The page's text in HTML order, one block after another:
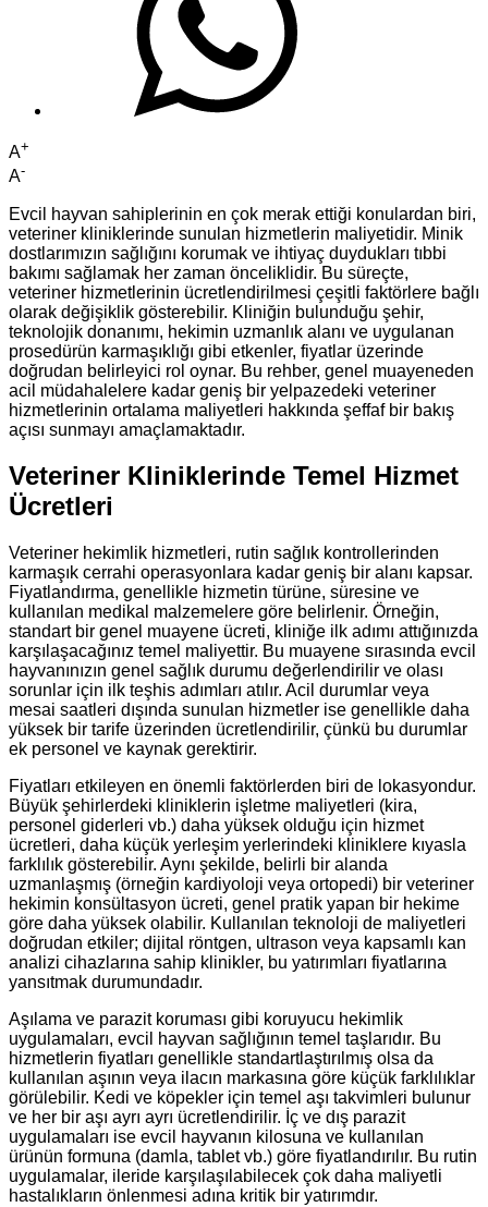
A+
A-
Evcil hayvan sahiplerinin en çok merak ettiği konulardan biri,
veteriner kliniklerinde sunulan hizmetlerin maliyetidir. Minik
dostlarımızın sağlığını korumak ve ihtiyaç duydukları tıbbi
bakımı sağlamak her zaman önceliklidir. Bu süreçte,
veteriner hizmetlerinin ücretlendirilmesi çeşitli faktörlere bağlı
olarak değişiklik gösterebilir. Kliniğin bulunduğu şehir,
teknolojik donanımı, hekimin uzmanlık alanı ve uygulanan
prosedürün karmaşıklığı gibi etkenler, fiyatlar üzerinde
doğrudan belirleyici rol oynar. Bu rehber, genel muayeneden
acil müdahalelere kadar geniş bir yelpazedeki veteriner
hizmetlerinin ortalama maliyetleri hakkında şeffaf bir bakış
açısı sunmayı amaçlamaktadır.
Veteriner Kliniklerinde Temel Hizmet
Ücretleri
Veteriner hekimlik hizmetleri, rutin sağlık kontrollerinden
karmaşık cerrahi operasyonlara kadar geniş bir alanı kapsar.
Fiyatlandırma, genellikle hizmetin türüne, süresine ve
kullanılan medikal malzemelere göre belirlenir. Örneğin,
standart bir genel muayene ücreti, kliniğe ilk adımı attığınızda
karşılaşacağınız temel maliyettir. Bu muayene sırasında evcil
hayvanınızın genel sağlık durumu değerlendirilir ve olası
sorunlar için ilk teşhis adımları atılır. Acil durumlar veya
mesai saatleri dışında sunulan hizmetler ise genellikle daha
yüksek bir tarife üzerinden ücretlendirilir, çünkü bu durumlar
ek personel ve kaynak gerektirir.
Fiyatları etkileyen en önemli faktörlerden biri de lokasyondur.
Büyük şehirlerdeki kliniklerin işletme maliyetleri (kira,
personel giderleri vb.) daha yüksek olduğu için hizmet
ücretleri, daha küçük yerleşim yerlerindeki kliniklere kıyasla
farklılık gösterebilir. Aynı şekilde, belirli bir alanda
uzmanlaşmış (örneğin kardiyoloji veya ortopedi) bir veteriner
hekimin konsültasyon ücreti, genel pratik yapan bir hekime
göre daha yüksek olabilir. Kullanılan teknoloji de maliyetleri
doğrudan etkiler; dijital röntgen, ultrason veya kapsamlı kan
analizi cihazlarına sahip klinikler, bu yatırımları fiyatlarına
yansıtmak durumundadır.
Aşılama ve parazit koruması gibi koruyucu hekimlik
uygulamaları, evcil hayvan sağlığının temel taşlarıdır. Bu
hizmetlerin fiyatları genellikle standartlaştırılmış olsa da
kullanılan aşının veya ilacın markasına göre küçük farklılıklar
görülebilir. Kedi ve köpekler için temel aşı takvimleri bulunur
ve her bir aşı ayrı ayrı ücretlendirilir. İç ve dış parazit
uygulamaları ise evcil hayvanın kilosuna ve kullanılan
ürünün formuna (damla, tablet vb.) göre fiyatlandırılır. Bu rutin
uygulamalar, ileride karşılaşılabilecek çok daha maliyetli
hastalıkların önlenmesi adına kritik bir yatırımdır.